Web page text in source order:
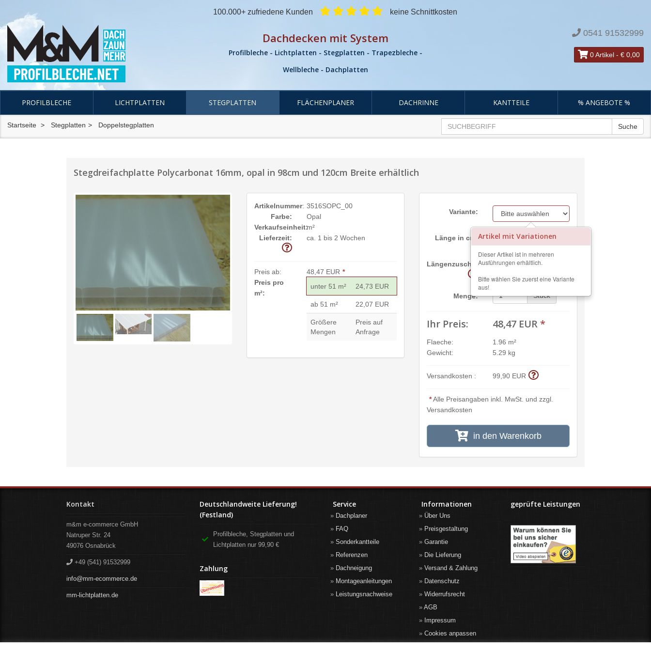
100.000+ zufriedene Kunden keine Schnittkosten
Dachdecken mit System
Profilbleche - Lichtplatten - Stegplatten - Trapezbleche -
Wellbleche - Dachplatten
0541 91532999
0 Artikel - € 0,00
PROFILBLECHE LICHTPLATTEN STEGPLATTEN FLÄCHENPLANER DACHRINNE KANTTEILE % ANGEBOTE %
Startseite Stegplatten Doppelstegplatten Suche
Stegdreifachplatte Polycarbonat 16mm, opal in 98cm und 120cm Breite erhältlich
Artikelnummer: 3516SOPC_00
Farbe:
Opal
Verkaufseinheit:m²
Lieferzeit:
ca. 1 bis 2 Wochen
Preis ab: 48,47 EUR *
Preis pro
m²:
unter 51 m² 24,73 EUR
ab 51 m² 22,07 EUR
Größere
Mengen
Preis auf
Anfrage
Variante:
Artikel mit Variationen
Dieser Artikel ist in mehreren
Ausführungen erhältlich.
Bitte wählen Sie zuerst eine Variante
aus!
Länge in cm:
Längenzuschnitt: cm
Menge: Stück
Ihr Preis: 48,47 EUR *
Flaeche:
1.96 m²
Gewicht:
5.29 kg
Versandkosten : 99,90 EUR
*Alle Preisangaben inkl. MwSt. und zzgl.
Versandkosten
in den Warenkorb
Kontakt
m&m e-commerce GmbH
Natruper Str. 24
49076 Osnabrück
+49 (541) 91532999
info@mm-ecommerce.de
mm-lichtplatten.de
Deutschlandweite Lieferung!
(Festland)
Profilbleche, Stegplatten und
Lichtplatten nur 99,90 €
Zahlung
Service
Dachplaner
FAQ
Sonderkantteile
Referenzen
Dachneigung
Montageanleitungen
Leistungsnachweise
Informationen
Über Uns
Preisgestaltung
Garantie
Die Lieferung
Versand & Zahlung
Datenschutz
Widerrufsrecht
AGB
Impressum
Cookies anpassen
geprüfte Leistungen